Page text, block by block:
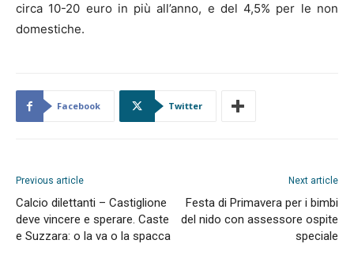
circa 10-20 euro in più all’anno, e del 4,5% per le non
domestiche.
Facebook Twitter
Previous article
Calcio dilettanti – Castiglione
deve vincere e sperare. Caste
e Suzzara: o la va o la spacca
Next article
Festa di Primavera per i bimbi
del nido con assessore ospite
speciale